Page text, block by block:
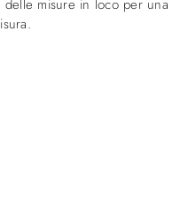
delle misure in loco per una